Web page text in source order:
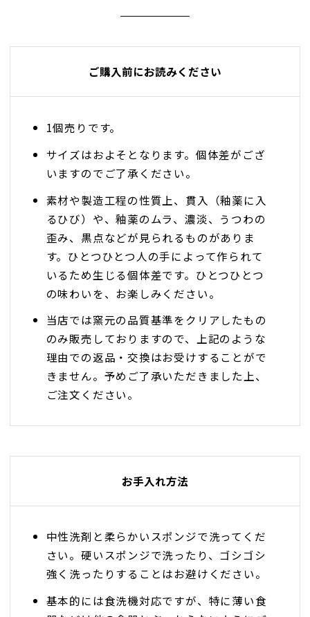
ご購入前にお読みください
1個売りです。
サイズはおよそとなります。個体差がござ
いますのでご了承ください。
素材や製造工程の性質上、貫入（釉薬に入
るひび）や、釉薬のムラ、濃淡、うつわの
歪み、黒点などが見られるものがありま
す。ひとつひとつ人の手によって作られて
いるため生じる個体差です。ひとつひとつ
の味わいを、お楽しみください。
当店では窯元の品質基準をクリアしたもの
のみ販売しておりますので、上記のような
理由での返品・交換はお受けすることがで
きません。予めご了承いただきました上、
ご注文ください。
お手入れ方法
中性洗剤と柔らかいスポンジで洗ってくだ
さい。硬いスポンジで洗ったり、ゴシゴシ
強く洗ったりすることはお避けください。
基本的には食洗機対応ですが、特に薄い食